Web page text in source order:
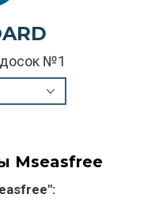
досок №1
Mseasfree